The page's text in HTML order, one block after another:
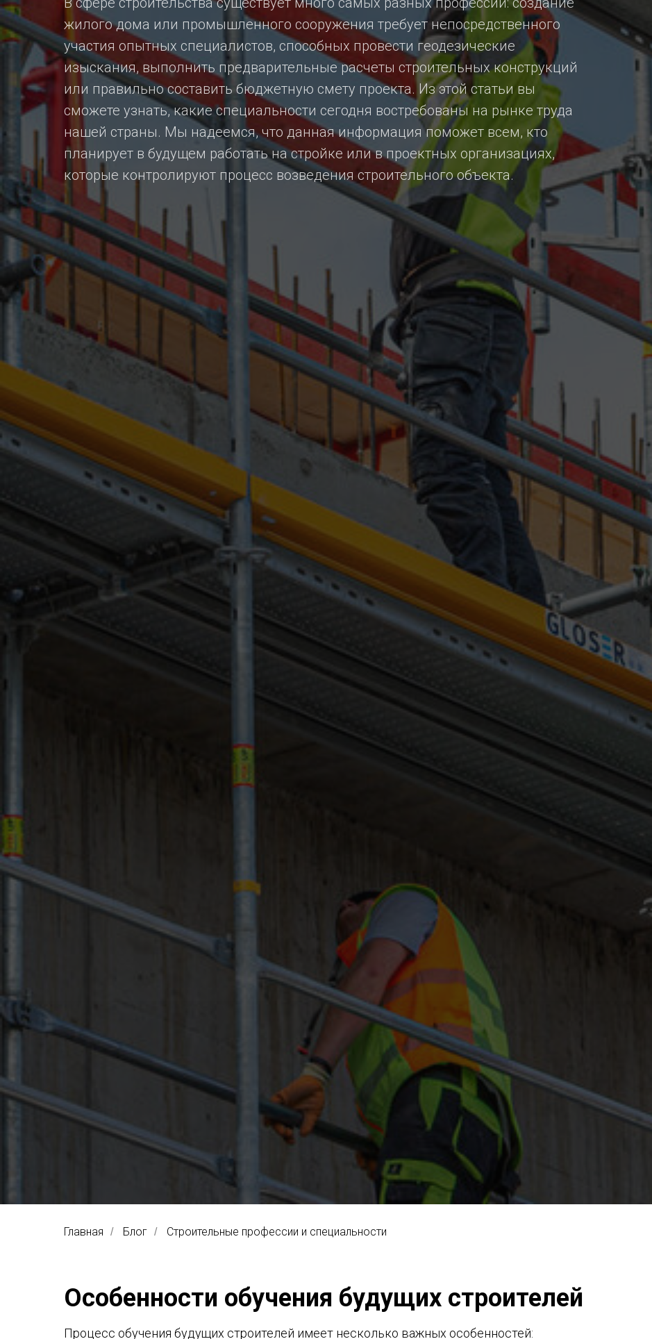
жилого дома или промышленного сооружения требует непосредственного
участия опытных специалистов, способных провести геодезические
изыскания, выполнить предварительные расчеты строительных конструкций
или правильно составить бюджетную смету проекта. Из этой статьи вы
сможете узнать, какие специальности сегодня востребованы на рынке труда
нашей страны. Мы надеемся, что данная информация поможет всем, кто
планирует в будущем работать на стройке или в проектных организациях,
которые контролируют процесс возведения строительного объекта.
Главная / Блог / Строительные профессии и специальности
Особенности обучения будущих строителей
Процесс обучения будущих строителей имеет несколько важных особенностей: